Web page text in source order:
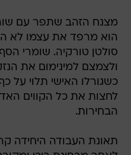
מצנח הזהב שתפר עם
הוא מרפד את עצמו לא
סולטן טורקיה. שומרי
ולצמצם למינימום את
כשגורלו האישי תלוי על
לחצות את כל הקווים
הבחירות.
תאונת העבודה היחידה